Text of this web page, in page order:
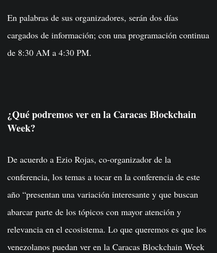
En palabras de sus organizadores, serán dos días
cargados de información; con una programación continua
de 8:30 AM a 4:30 PM.
¿Qué podremos ver en la Caracas Blockchain
Week?
De acuerdo a Ezio Rojas, co-organizador de la
conferencia, los temas a tocar en la conferencia de este
año “presentan una variación interesante y que buscan
abarcar parte de los tópicos con mayor atención y
relevancia en el ecosistema. Lo que queremos es que los
venezolanos puedan ver en la Caracas Blockchain Week